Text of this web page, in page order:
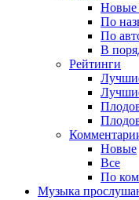
Новые
По
По
В
Рейтинги
Новые
Все
По
Музыка